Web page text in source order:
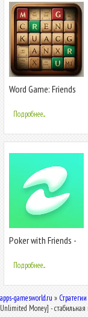
Word Game: Friends
Подробнее...
Poker with Friends -
Подробнее...
apps-gamesworld.ru » Стратегии
Unlimited Money] -